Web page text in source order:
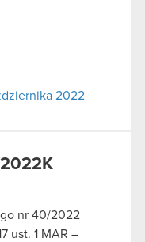
2022
nr 40/2022
ust. 1 MAR –